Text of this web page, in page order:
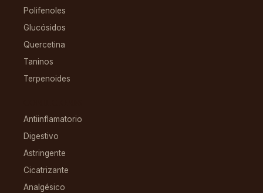
Polifenoles
Glucósidos
Quercetina
Taninos
Terpenoides
Antiinflamatorio
Digestivo
Astringente
Cicatrizante
Analgésico